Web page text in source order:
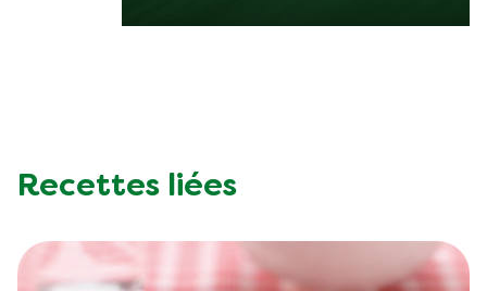
Recettes liées